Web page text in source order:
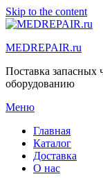
Skip to the content
MEDREPAIR.ru
Поставка
оборудованию
Меню
Главная
Каталог
Доставка
О нас